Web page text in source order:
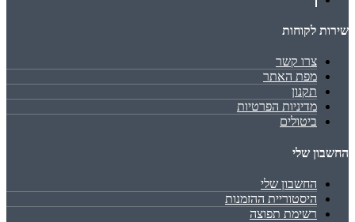
שירות לקוחות
צרו קשר
מפת האתר
תקנון
מדיניות הפרטיות
ביטולים
החשבון שלי
החשבון שלי
היסטוריית ההזמנות
רשימת תפוצה